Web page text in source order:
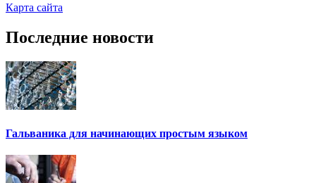
Карта сайта
Последние новости
Гальваника для начинающих простым языком